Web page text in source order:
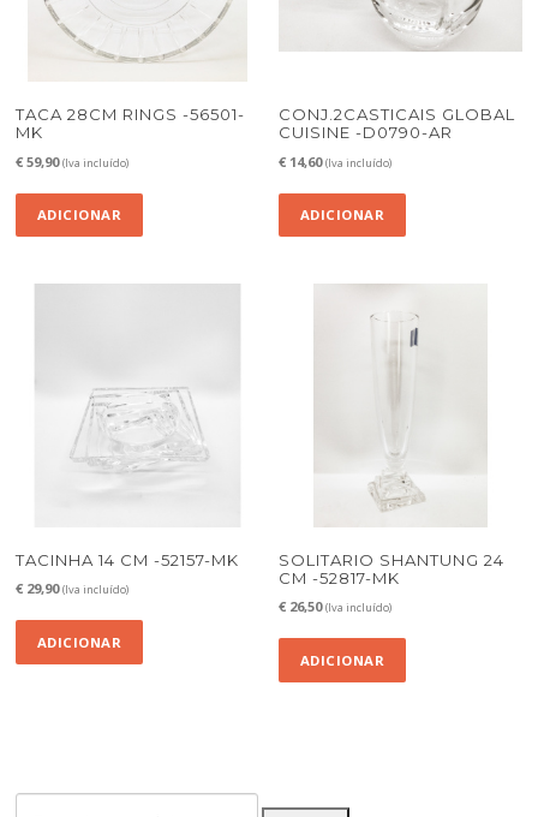
TACA 28CM RINGS -56501-
MK
€ 59,90 (Iva incluído)
ADICIONAR
CONJ.2CASTICAIS GLOBAL
CUISINE -D0790-AR
€ 14,60 (Iva incluído)
ADICIONAR
TACINHA 14 CM -52157-MK
€ 29,90 (Iva incluído)
ADICIONAR
SOLITARIO SHANTUNG 24
CM -52817-MK
€ 26,50 (Iva incluído)
ADICIONAR